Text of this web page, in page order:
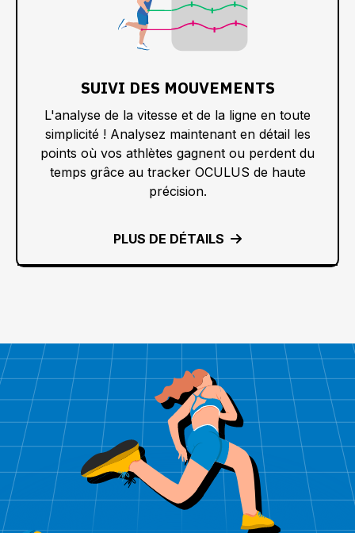
SUIVI DES MOUVEMENTS
L'analyse de la vitesse et de la ligne en toute
simplicité ! Analysez maintenant en détail les
points où vos athlètes gagnent ou perdent du
temps grâce au tracker OCULUS de haute
précision.
PLUS DE DÉTAILS